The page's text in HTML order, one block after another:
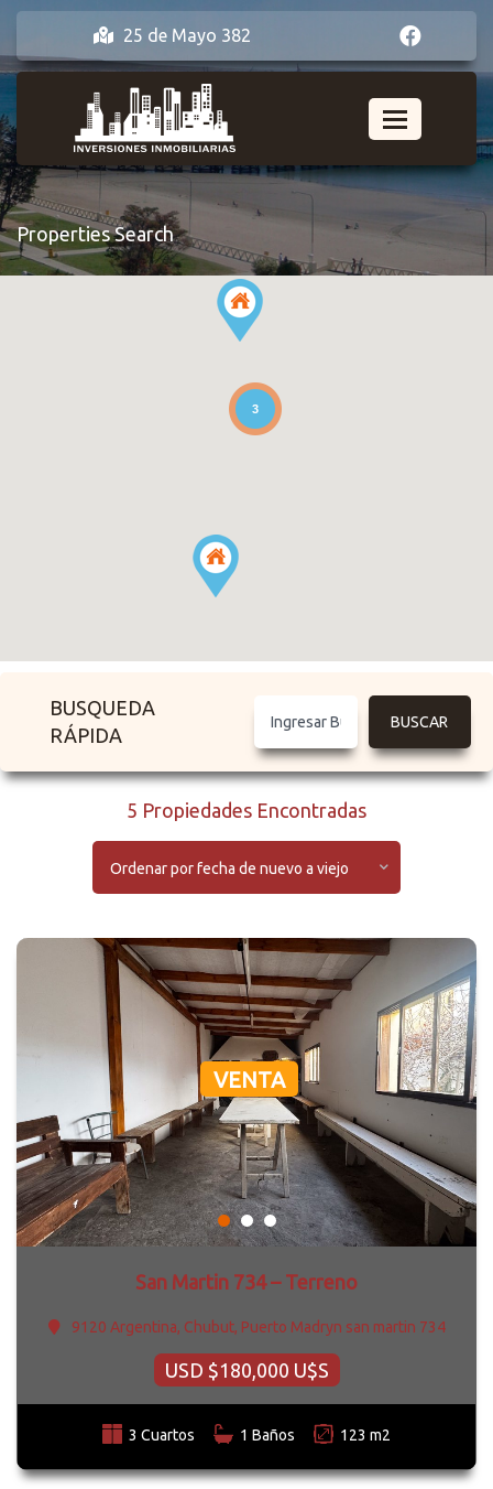
25 de Mayo 382
Properties Search
3
BUSQUEDA
RÁPIDA
5 Propiedades Encontradas
Ordenar por fecha de nuevo a viejo
VENTA
San Martin 734 – Terreno
9120 Argentina, Chubut, Puerto Madryn san martin 734
USD $180,000 U$S
3 Cuartos 1 Baños 123 m2